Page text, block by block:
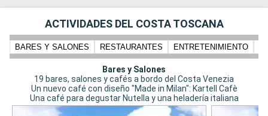
ACTIVIDADES DEL COSTA TOSCANA
BARES Y SALONES RESTAURANTES ENTRETENIMIENTO
Bares y Salones
19 bares, salones y cafés a bordo del Costa Venezia
Un nuevo café con diseño "Made in Milan": Kartell Cafè
Una café para degustar Nutella y una heladería italiana